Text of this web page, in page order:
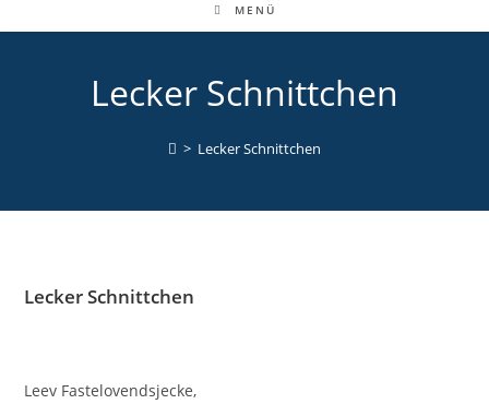
MENÜ
Lecker Schnittchen
> Lecker Schnittchen
Lecker Schnittchen
Leev Fastelovendsjecke,